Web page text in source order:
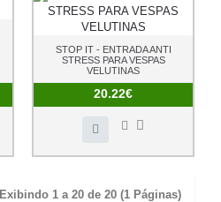
STOP IT - ENTRADA ANTI
STRESS PARA VESPAS
VELUTINAS
20.22€
Exibindo 1 a 20 de 20 (1 Páginas)